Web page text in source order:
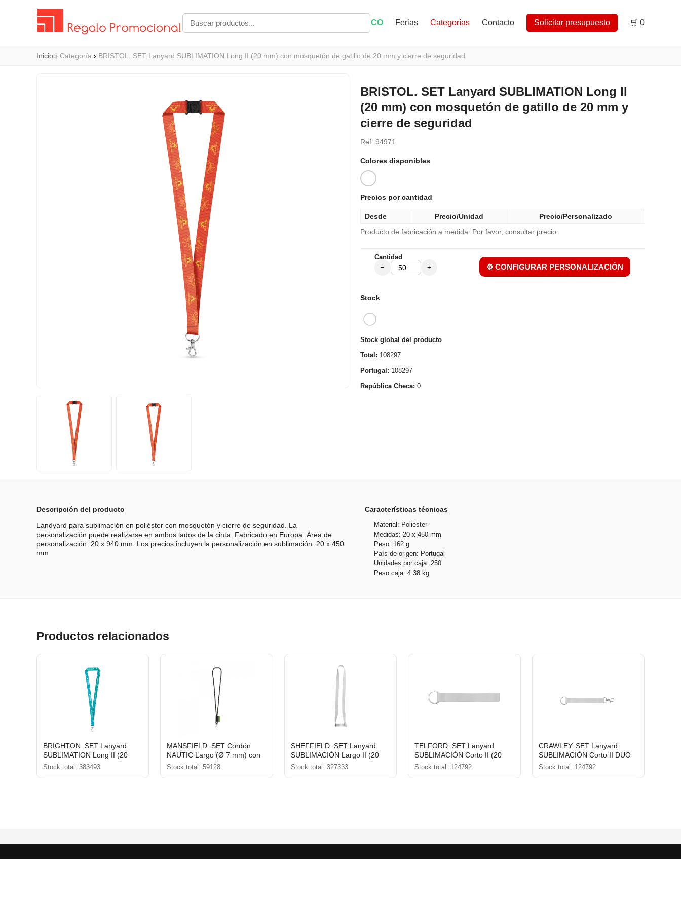
ECO Ferias Categorías Contacto Solicitar presupuesto 🛒 0
Inicio › Categoría › BRISTOL. SET Lanyard SUBLIMATION Long II (20 mm) con mosquetón de gatillo de 20 mm y cierre de seguridad
BRISTOL. SET Lanyard SUBLIMATION Long II
(20 mm) con mosquetón de gatillo de 20 mm y
cierre de seguridad
Ref: 94971
Colores disponibles
Precios por cantidad
Desde Precio/Unidad Precio/Personalizado
Producto de fabricación a medida. Por favor, consultar precio.
Cantidad
− + ⚙️ CONFIGURAR PERSONALIZACIÓN
Stock
Stock global del producto
Total: 108297
Portugal: 108297
República Checa: 0
Descripción del producto
Landyard para sublimación en poliéster con mosquetón y cierre de seguridad. La
personalización puede realizarse en ambos lados de la cinta. Fabricado en Europa. Área de
personalización: 20 x 940 mm. Los precios incluyen la personalización en sublimación. 20 x 450
mm
Características técnicas
Material: Poliéster
Medidas: 20 x 450 mm
Peso: 162 g
País de origen: Portugal
Unidades por caja: 250
Peso caja: 4.38 kg
Productos relacionados
BRIGHTON. SET Lanyard
SUBLIMATION Long II (20
mm) con mosquetón de 20
Stock total: 383493
MANSFIELD. SET Cordón
NAUTIC Largo (Ø 7 mm) con
mosquetón de gatillo de 9 mm
Stock total: 59128
SHEFFIELD. SET Lanyard
SUBLIMACIÓN Largo II (20
mm) Duo con lanyard de
Stock total: 327333
TELFORD. SET Lanyard
SUBLIMACIÓN Corto II (20
mm) con Anilla Ø 32 mm
Stock total: 124792
CRAWLEY. SET Lanyard
SUBLIMACIÓN Corto II DUO
(20 mm) con anilla Ø 32 mm y
Stock total: 124792